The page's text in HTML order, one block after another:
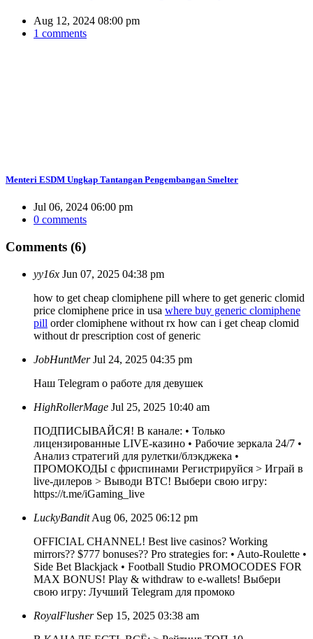
Aug 12, 2024 08:00 pm
1 comments
Menteri ESDM Ungkap Tantangan Pengembangan Smelter
Jul 06, 2024 06:00 pm
0 comments
Comments (6)
yy16x Jun 07, 2025 04:38 pm
how to get cheap clomiphene pill where to get generic clomid
price clomiphene price in usa where buy generic clomiphene
pill order clomiphene without rx how can i get cheap clomid
without dr prescription cost of generic
JobHuntMer Jul 24, 2025 04:35 pm
Наш Telegram о работе для девушек
HighRollerMage Jul 25, 2025 10:40 am
ПОДПИСЫВАЙСЯ! В канале: • Только
лицензированные LIVE-казино • Рабочие зеркала 24/7 •
Анализ стратегий для рулетки/блэкджека •
ПРОМОКОДЫ с фриспинами Регистрируйся > Играй в
live-дилеров > Выводи BTC! Выбери свою игру:
https://t.me/iGaming_live
LuckyBandit Aug 06, 2025 06:12 pm
OFFICIAL CHANNEL! Best live casinos? Working
mirrors?? $777 bonuses?? Pro strategies for: • Auto-Roulette •
Side Bet Blackjack • Football Studio PROMOCODES FOR
MAX BONUS! Play & withdraw to e-wallets! Выбери
свою игру: Лучший Telegram для промоко
RoyalFlusher Sep 15, 2025 03:38 am